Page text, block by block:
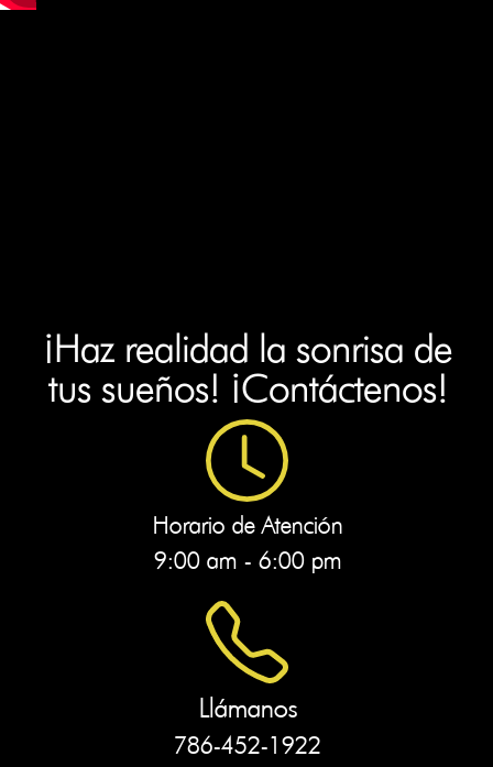
¡Haz realidad la sonrisa de
tus sueños! ¡Contáctenos!
Horario de Atención
9:00 am - 6:00 pm
Llámanos
786-452-1922